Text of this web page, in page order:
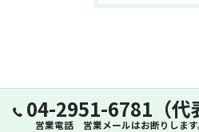
04-2951-6781（代
営業電話 営業メールはお断りします